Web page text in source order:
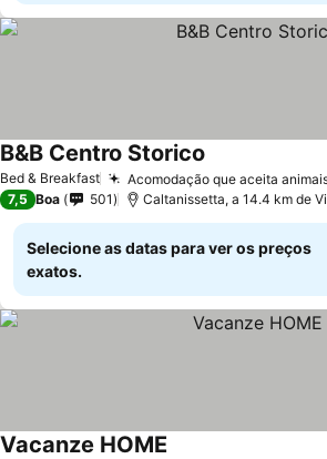
Bed & Breakfast Acomodação que aceita
B&B Centro Storico
7,5 Boa 501 Caltanissetta, a 14.4 km de
Selecione as datas para ver os preços
exatos.
Vacanze HOME